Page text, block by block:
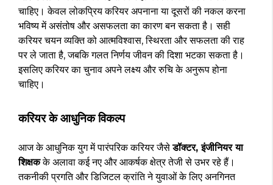
चाहिए। केवल लोकप्रिय करियर अपनाना या दूसरों की नकल करना
भविष्य में असंतोष और असफलता का कारण बन सकता है। सही
करियर चयन व्यक्ति को आत्मविश्वास, स्थिरता और सफलता की राह
पर ले जाता है, जबकि गलत निर्णय जीवन की दिशा भटका सकता है।
इसलिए करियर का चुनाव अपने लक्ष्य और रुचि के अनुरूप होना
चाहिए।
करियर के आधुनिक विकल्प
आज के आधुनिक युग में पारंपरिक करियर जैसेडॉक्टर, इंजीनियर या
शिक्षकके अलावा कई नए और आकर्षक क्षेत्र तेजी से उभर रहे हैं।
तकनीकी प्रगति और डिजिटल क्रांति ने युवाओं के लिए अनगिनत